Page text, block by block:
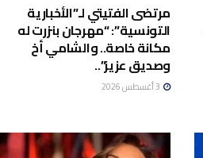
مرتضى الفتيتي لـ”الأخبارية
التونسية”: “مهرجان بنزرت له
مكانة خاصة.. والشامي أخ
وصديق عزيز”..